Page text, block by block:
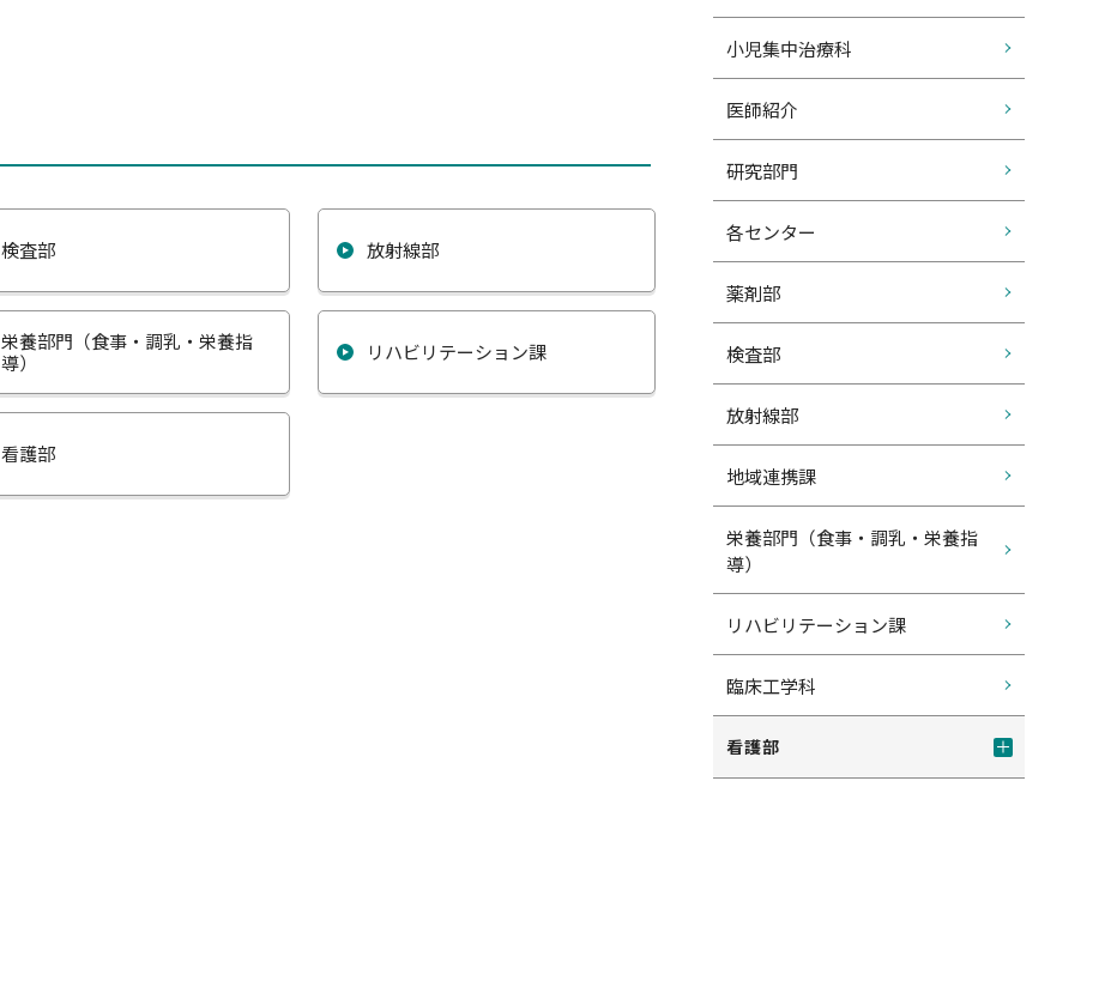
検査部 放射線部
栄養部門（食事・調乳・栄養指
導）
リハビリテーション課
看護部
小児集中治療科
医師紹介
研究部門
各センター
薬剤部
検査部
放射線部
地域連携課
栄養部門（食事・調乳・栄養指
導）
リハビリテーション課
臨床工学科
看護部